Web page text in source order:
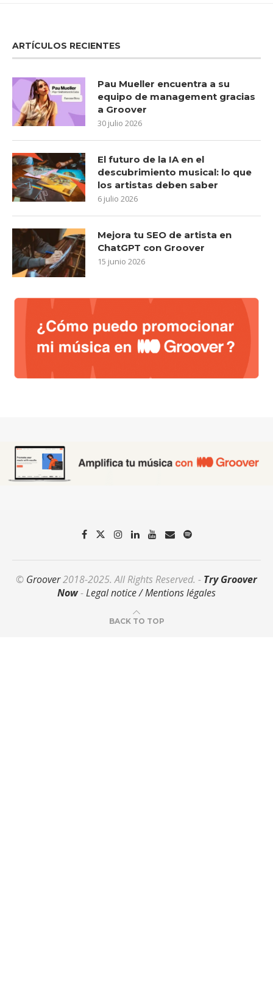
ARTÍCULOS RECIENTES
Pau Mueller encuentra a su
equipo de management gracias
a Groover
30 julio 2026
El futuro de la IA en el
descubrimiento musical: lo que
los artistas deben saber
6 julio 2026
Mejora tu SEO de artista en
ChatGPT con Groover
15 junio 2026
© Groover2018-2025. All Rights Reserved. - Try Groover
Now-Legal notice / Mentions légales
BACK TO TOP